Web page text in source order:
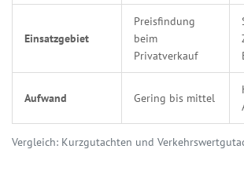
Vergleich: Kurzgutachten und
Einsatzgebiet
Preisfindung
beim
Privatverkauf
Aufwand Gering bis mittel